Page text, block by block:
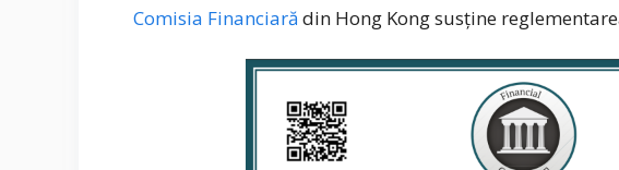
Comisia Financiară din Hong Kong susține